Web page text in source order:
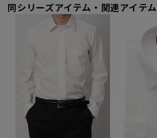
同シリーズアイテム・関連アイテム